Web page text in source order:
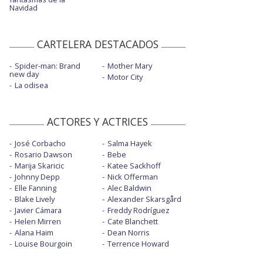
Navidad
CARTELERA DESTACADOS
Spider-man: Brand
new day
La odisea
Mother Mary
Motor City
ACTORES Y ACTRICES
José Corbacho
Rosario Dawson
Marija Skaricic
Johnny Depp
Elle Fanning
Blake Lively
Javier Cámara
Helen Mirren
Alana Haim
Louise Bourgoin
Salma Hayek
Bebe
Katee Sackhoff
Nick Offerman
Alec Baldwin
Alexander Skarsgård
Freddy Rodríguez
Cate Blanchett
Dean Norris
Terrence Howard